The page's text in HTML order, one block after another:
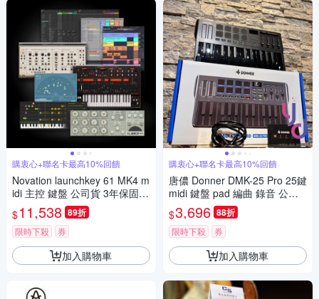
購衷心+聯名卡最高10%回饋
Novation launchkey 61 MK4 m
idi 主控 鍵盤 公司貨 3年保固
編曲 錄音 製作
$11,538 89折
限時下殺 券
加入購物車
購衷心+聯名卡最高10%回饋
唐儂 Donner DMK-25 Pro 25鍵
midi 鍵盤 pad 編曲 錄音 公司
貨
$3,696 88折
限時下殺 券
加入購物車